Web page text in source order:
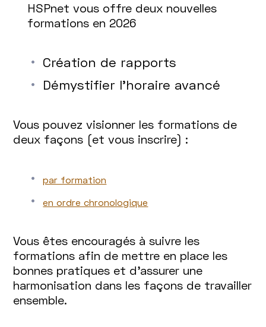
HSPnet vous offre deux nouvelles
formations en 2026
Création de rapports
Démystifier l’horaire avancé
Vous pouvez visionner les formations de
deux façons (et vous inscrire) :
par formation
en ordre chronologique
Vous êtes encouragés à suivre les
formations afin de mettre en place les
bonnes pratiques et d’assurer une
harmonisation dans les façons de travailler
ensemble.